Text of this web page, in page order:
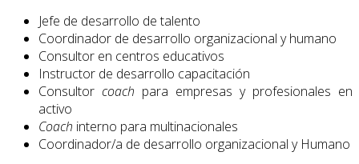
Jefe de desarrollo de talento
Coordinador de desarrollo organizacional y humano
Consultor en centros educativos
Instructor de desarrollo capacitación
Consultor coach para empresas y profesionales en
activo
Coach interno para multinacionales
Coordinador/a de desarrollo organizacional y Humano